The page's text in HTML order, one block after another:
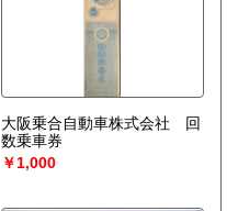
大阪乗合自動車株式会社 回
数乗車券
￥1,000